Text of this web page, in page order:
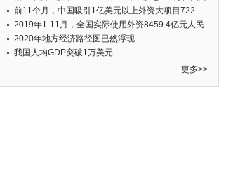
以上的经济体中增速最快
前11个月，中国吸引1亿美元以上外资大项目722
个，增长15.5%
2019年1-11月，全国实际使用外资8459.4亿元人民
币，同比增长6.0%
2020年地方经济路径图已然浮现
我国人均GDP突破1万美元
更多>>